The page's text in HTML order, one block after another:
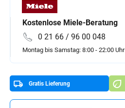
Kostenlose Miele-Beratung
0 21 66 / 96 00 048
Montag bis Samstag: 8:00 - 22:00 Uhr
Gratis Lieferung